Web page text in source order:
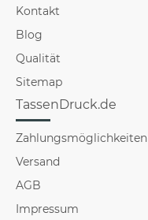
Kontakt
Blog
Qualität
Sitemap
TassenDruck.de
Zahlungsmöglichkeiten
Versand
AGB
Impressum